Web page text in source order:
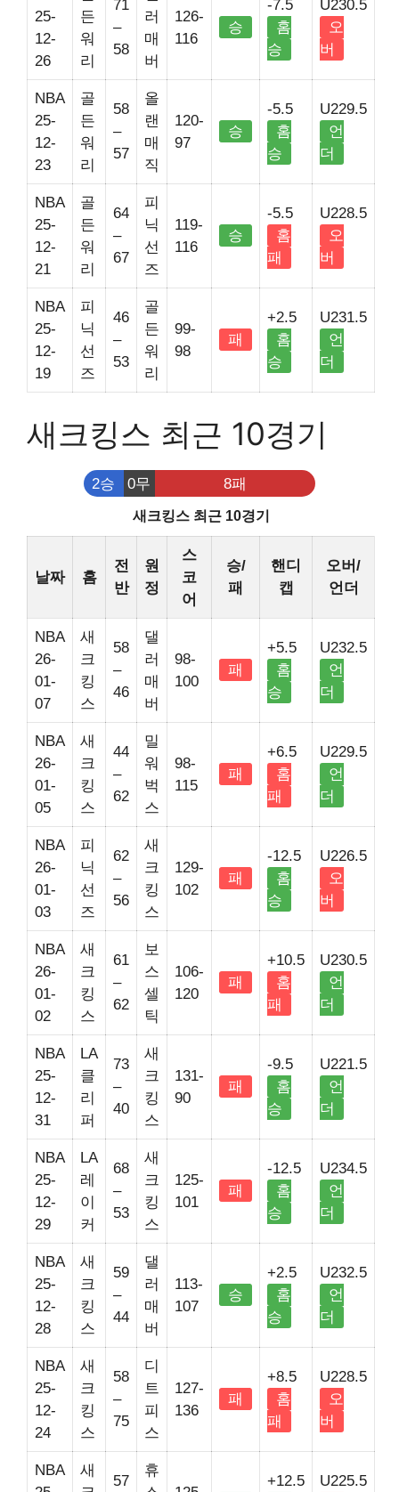
25-
12-
26
든
워
리
71
–
58
러
매
버
126-
116
승
-7.5
홈
승
U230.5
오
버
NBA
25-
12-
23
골
든
워
리
58
–
57
올
랜
매
직
120-
97
승
-5.5
홈
승
U229.5
언
더
NBA
25-
12-
21
골
든
워
리
64
–
67
피
닉
선
즈
119-
116
승
-5.5
홈
패
U228.5
오
버
NBA
25-
12-
19
피
닉
선
즈
46
–
53
골
든
워
리
99-
98
패
+2.5
홈
승
U231.5
언
더
새크킹스 최근 10경기
2승 0무 8패
새크킹스 최근 10경기
날짜 홈
전
반
원
정
스
코
어
승/
패
핸디
캡
오버/
언더
NBA
26-
01-
07
새
크
킹
스
58
–
46
댈
러
매
버
98-
100
패
+5.5
홈
승
U232.5
언
더
NBA
26-
01-
05
새
크
킹
스
44
–
62
밀
워
벅
스
98-
115
패
+6.5
홈
패
U229.5
언
더
NBA
26-
01-
03
피
닉
선
즈
62
–
56
새
크
킹
스
129-
102
패
-12.5
홈
승
U226.5
오
버
NBA
26-
01-
02
새
크
킹
스
61
–
62
보
스
셀
틱
106-
120
패
+10.5
홈
패
U230.5
언
더
NBA
25-
12-
31
LA
클
리
퍼
73
–
40
새
크
킹
스
131-
90
패
-9.5
홈
승
U221.5
언
더
NBA
25-
12-
29
LA
레
이
커
68
–
53
새
크
킹
스
125-
101
패
-12.5
홈
승
U234.5
언
더
NBA
25-
12-
28
새
크
킹
스
59
–
44
댈
러
매
버
113-
107
승
+2.5
홈
승
U232.5
언
더
NBA
25-
12-
24
새
크
킹
스
58
–
75
디
트
피
스
127-
136
패
+8.5
홈
패
U228.5
오
버
NBA
새
57
휴
+12.5
U225.5